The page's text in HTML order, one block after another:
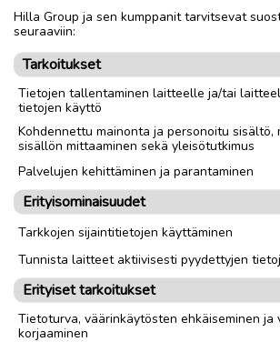
Lue myös
Hilla Group ja sen kumppanit tarvitsevat
seuraaviin:
Tarkoitukset
Tietojen tallentaminen laitteelle ja/tai
tietojen käyttö
Kohdennettu mainonta ja personoitu sisältö,
sisällön mittaaminen sekä yleisötutkimus
Palvelujen kehittäminen ja parantaminen
Erityisominaisuudet
Tarkkojen sijaintitietojen käyttäminen
Tunnista laitteet aktiivisesti pyydettyjen
Erityiset tarkoitukset
Tietoturva, väärinkäytösten ehkäiseminen ja
korjaaminen